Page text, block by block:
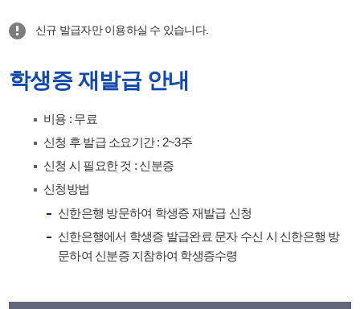
신규 발급자만 이용하실 수 있습니다.
학생증 재발급 안내
비용 : 무료
신청 후 발급 소요기간 : 2~3주
신청 시 필요한 것 : 신분증
신청방법
신한은행 방문하여 학생증 재발급 신청
신한은행에서 학생증 발급완료 문자 수신 시 신한은행 방
문하여 신분증 지참하여 학생증수령